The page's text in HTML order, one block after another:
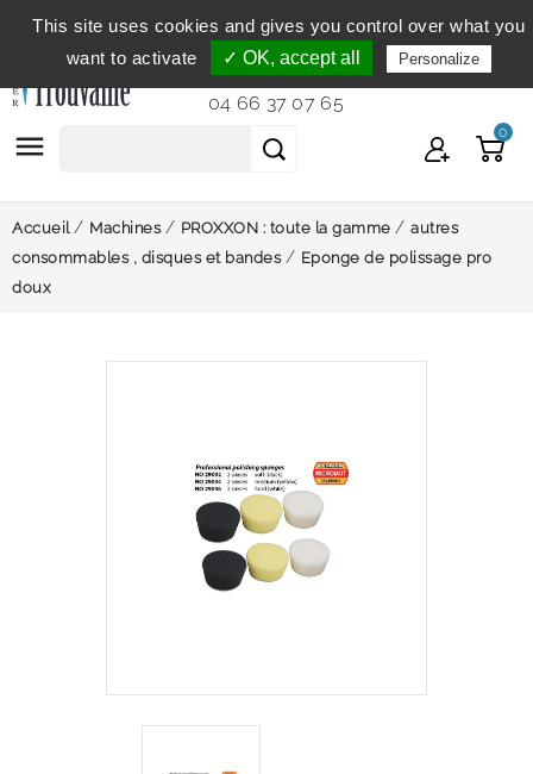
Service clientèle
du lundi au vendredi de 9h à 12h et
de 14h à 18h...
04 66 37 07 65
 0
Accueil Machines PROXXON : toute la gamme
autres
consommables , disques et bandes
Eponge de polissage pro
doux
This site uses cookies and gives you control over what you
want to activate
✓ OK, accept all Personalize